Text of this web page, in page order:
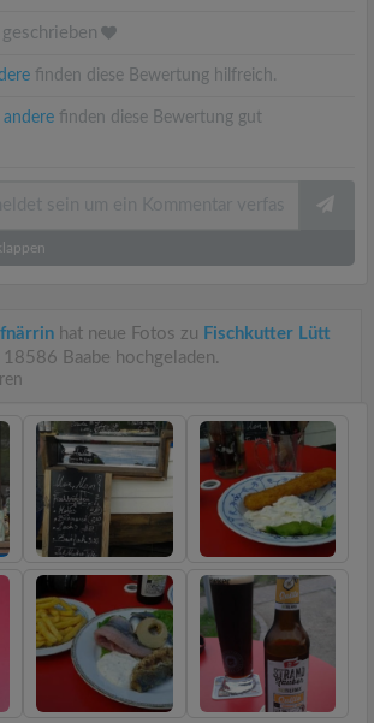
finden diese Bewertung hilfreich.
andere finden diese Bewertung gut
hat neue Fotos zu Fischkutter Lütt
18586 Baabe hochgeladen.